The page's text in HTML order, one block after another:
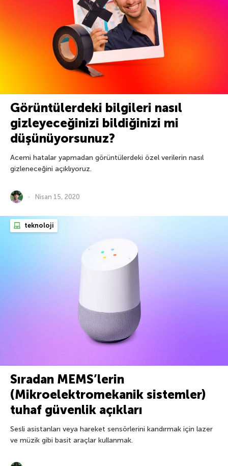
Görüntülerdeki bilgileri nasıl
gizleyeceğinizi bildiğinizi mi
düşünüyorsunuz?
Acemi hatalar yapmadan görüntülerdeki özel verilerin nasıl
gizleneceğini açıklıyoruz.
Nisan 15, 2020
teknoloji
Sıradan MEMS’lerin
(Mikroelektromekanik sistemler)
tuhaf güvenlik açıkları
Sesli asistanları veya hareket sensörlerini kandırmak için lazer
ve müzik gibi basit araçlar kullanmak.